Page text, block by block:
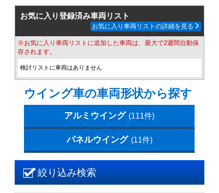
お気に入り登録済み車両リスト
お気に入り車両リストの詳細を見る
※お気に入り車両リストに追加した車両は、最大で2週間自動保
存されます。
検討リストに車両はありません
ウイング車の車両形状から探す
アルミウイング (111件)
パネルウイング (11件)
絞り込み検索